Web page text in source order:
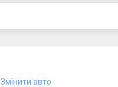
Змінити авто